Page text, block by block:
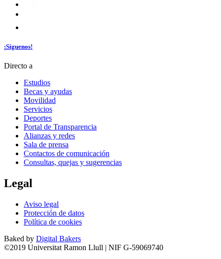
¡Síguenos!
Directo a
Estudios
Becas y ayudas
Movilidad
Servicios
Deportes
Portal de Transparencia
Alianzas y redes
Sala de prensa
Contactos de comunicación
Consultas, quejas y sugerencias
Legal
Aviso legal
Protección de datos
Política de cookies
Baked by Digital Bakers
©2019 Universitat Ramon Llull | NIF G-59069740